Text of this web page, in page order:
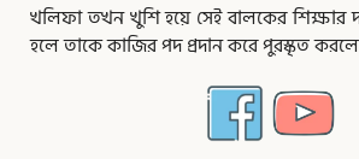
খলিফা তখন খুশি হয়ে সেই বালকের শিক্ষার
হলে তাকে কাজির পদ প্রদান করে পুরস্কৃত